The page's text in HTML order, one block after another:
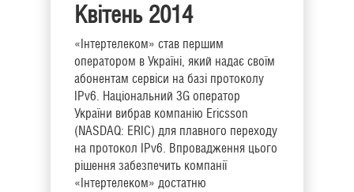
Квітень 2014
«Інтертелеком» став першим
оператором в Україні, який надає своїм
абонентам сервіси на базі протоколу
IPv6. Національний 3G оператор
України вибрав компанію Ericsson
(NASDAQ: ERIC) для плавного переходу
на протокол IPv6. Впровадження цього
рішення забезпечить компанії
«Інтертелеком» достатню